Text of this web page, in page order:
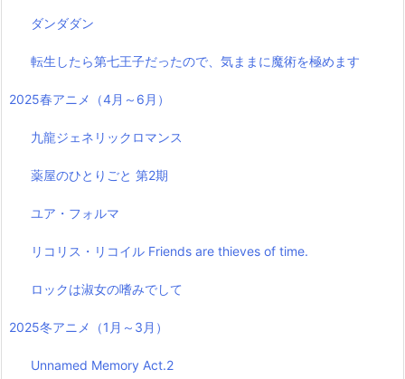
ダンダダン
転生したら第七王子だったので、気ままに魔術を極めます
2025春アニメ（4月～6月）
九龍ジェネリックロマンス
薬屋のひとりごと 第2期
ユア・フォルマ
リコリス・リコイル Friends are thieves of time.
ロックは淑女の嗜みでして
2025冬アニメ（1月～3月）
Unnamed Memory Act.2